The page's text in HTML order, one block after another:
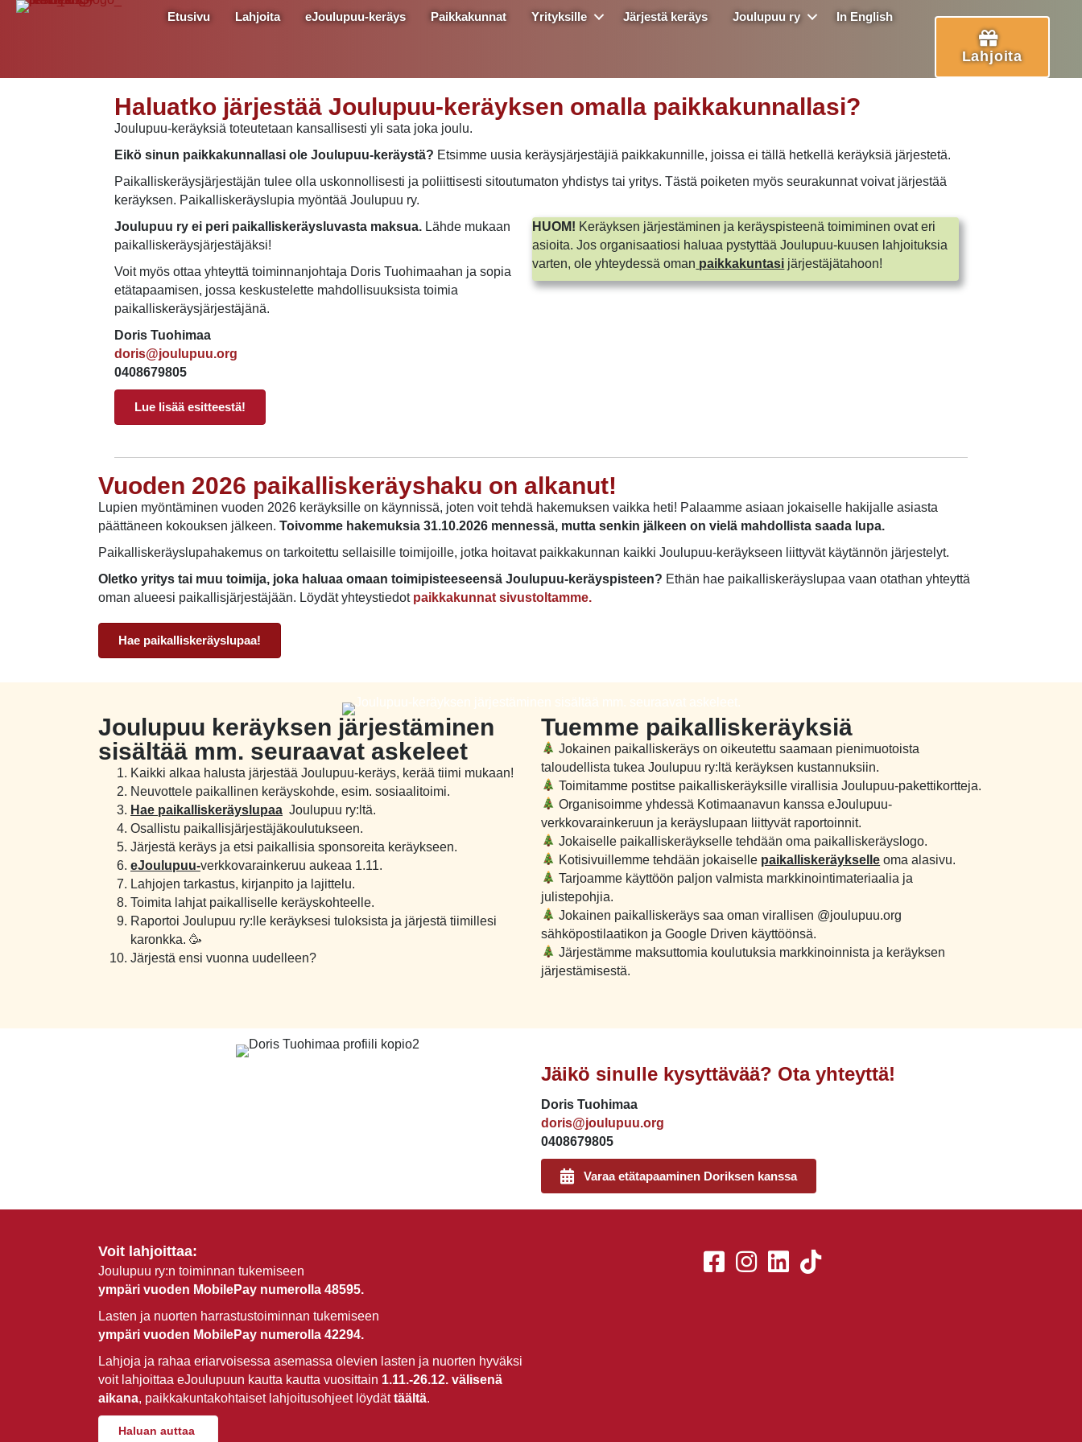
Etusivu Lahjoita eJoulupuu-keräys Paikkakunnat Yrityksille Järjestä keräys Joulupuu ry In English
Lahjoita
Haluatko järjestää Joulupuu-keräyksen omalla paikkakunnallasi?
Joulupuu-keräyksiä toteutetaan kansallisesti yli sata joka joulu.
Eikö sinun paikkakunnallasi ole Joulupuu-keräystä? Etsimme uusia keräysjärjestäjiä paikkakunnille, joissa ei tällä hetkellä keräyksiä järjestetä.
Paikalliskeräysjärjestäjän tulee olla uskonnollisesti ja poliittisesti sitoutumaton yhdistys tai yritys. Tästä poiketen myös seurakunnat voivat järjestää
keräyksen. Paikalliskeräyslupia myöntää Joulupuu ry.
Joulupuu ry ei peri paikalliskeräysluvasta maksua. Lähde mukaan
paikalliskeräysjärjestäjäksi!
Voit myös ottaa yhteyttä toiminnanjohtaja Doris Tuohimaahan ja sopia
etätapaamisen, jossa keskustelette mahdollisuuksista toimia
paikalliskeräysjärjestäjänä.
Doris Tuohimaa
doris@joulupuu.org
0408679805
Lue lisää esitteestä!
HUOM! Keräyksen järjestäminen ja keräyspisteenä toimiminen ovat eri
asioita. Jos organisaatiosi haluaa pystyttää Joulupuu-kuusen lahjoituksia
varten, ole yhteydessä oman paikkakuntasi järjestäjätahoon!
Vuoden 2026 paikalliskeräyshaku on alkanut!
Lupien myöntäminen vuoden 2026 keräyksille on käynnissä, joten voit tehdä hakemuksen vaikka heti! Palaamme asiaan jokaiselle hakijalle asiasta
päättäneen kokouksen jälkeen. Toivomme hakemuksia 31.10.2026 mennessä, mutta senkin jälkeen on vielä mahdollista saada lupa.
Paikalliskeräyslupahakemus on tarkoitettu sellaisille toimijoille, jotka hoitavat paikkakunnan kaikki Joulupuu-keräykseen liittyvät käytännön järjestelyt.
Oletko yritys tai muu toimija, joka haluaa omaan toimipisteeseensä Joulupuu-keräyspisteen? Ethän hae paikalliskeräyslupaa vaan otathan yhteyttä
oman alueesi paikallisjärjestäjään. Löydät yhteystiedot paikkakunnat sivustoltamme.
Hae paikalliskeräyslupaa!
Joulupuu keräyksen järjestäminen
sisältää mm. seuraavat askeleet
Kaikki alkaa halusta järjestää Joulupuu-keräys, kerää tiimi mukaan!
Neuvottele paikallinen keräyskohde, esim. sosiaalitoimi.
Hae paikalliskeräyslupaa Joulupuu ry:ltä.
Osallistu paikallisjärjestäjäkoulutukseen.
Järjestä keräys ja etsi paikallisia sponsoreita keräykseen.
eJoulupuu-verkkovarainkeruu aukeaa 1.11.
Lahjojen tarkastus, kirjanpito ja lajittelu.
Toimita lahjat paikalliselle keräyskohteelle.
Raportoi Joulupuu ry:lle keräyksesi tuloksista ja järjestä tiimillesi
karonkka. 🥳
Järjestä ensi vuonna uudelleen?
Tuemme paikalliskeräyksiä
Jokainen paikalliskeräys on oikeutettu saamaan pienimuotoista
taloudellista tukea Joulupuu ry:ltä keräyksen kustannuksiin.
Toimitamme postitse paikalliskeräyksille virallisia Joulupuu-pakettikortteja.
Organisoimme yhdessä Kotimaanavun kanssa eJoulupuu-
verkkovarainkeruun ja keräyslupaan liittyvät raportoinnit.
Jokaiselle paikalliskeräykselle tehdään oma paikalliskeräyslogo.
Kotisivuillemme tehdään jokaiselle paikalliskeräykselle oma alasivu.
Tarjoamme käyttöön paljon valmista markkinointimateriaalia ja
julistepohjia.
Jokainen paikalliskeräys saa oman virallisen @joulupuu.org
sähköpostilaatikon ja Google Driven käyttöönsä.
Järjestämme maksuttomia koulutuksia markkinoinnista ja keräyksen
järjestämisestä.
Jäikö sinulle kysyttävää? Ota yhteyttä!
Doris Tuohimaa
doris@joulupuu.org
0408679805
Varaa etätapaaminen Doriksen kanssa
Voit lahjoittaa:
Joulupuu ry:n toiminnan tukemiseen
ympäri vuoden MobilePay numerolla 48595.
Lasten ja nuorten harrastustoiminnan tukemiseen
ympäri vuoden MobilePay numerolla 42294.
Lahjoja ja rahaa eriarvoisessa asemassa olevien lasten ja nuorten hyväksi
voit lahjoittaa eJoulupuun kautta kautta vuosittain 1.11.-26.12. välisenä
aikana, paikkakuntakohtaiset lahjoitusohjeet löydättäältä.
Haluan auttaa